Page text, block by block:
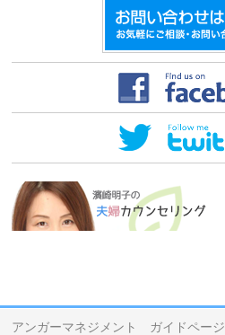
アンガーマネジメント ガイドページ